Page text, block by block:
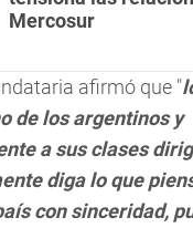
Mercosur
afirmó que "
de los argentinos y
a sus clases
diga lo que
con sinceridad,